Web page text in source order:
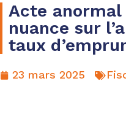
Acte
nuance sur
taux
23 mars 2025